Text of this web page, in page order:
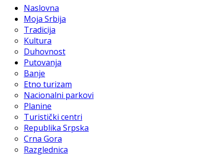
Naslovna
Moja Srbija
Tradicija
Kultura
Duhovnost
Putovanja
Banje
Etno turizam
Nacionalni parkovi
Planine
Turistički centri
Republika Srpska
Crna Gora
Razglednica